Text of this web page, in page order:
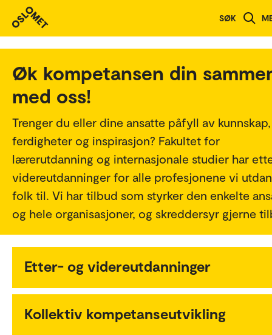
SØK
Øk kompetansen din
med oss!
Trenger du eller dine ansatte påfyll av kunnskap,
ferdigheter og inspirasjon? Fakultet for
lærerutdanning og internasjonale studier har
videreutdanninger for alle profesjonene vi
folk til. Vi har tilbud som styrker den enkelte
og hele organisasjoner, og skreddersyr gjerne
Etter- og videreutdanninger
Kollektiv kompetanseutvikling